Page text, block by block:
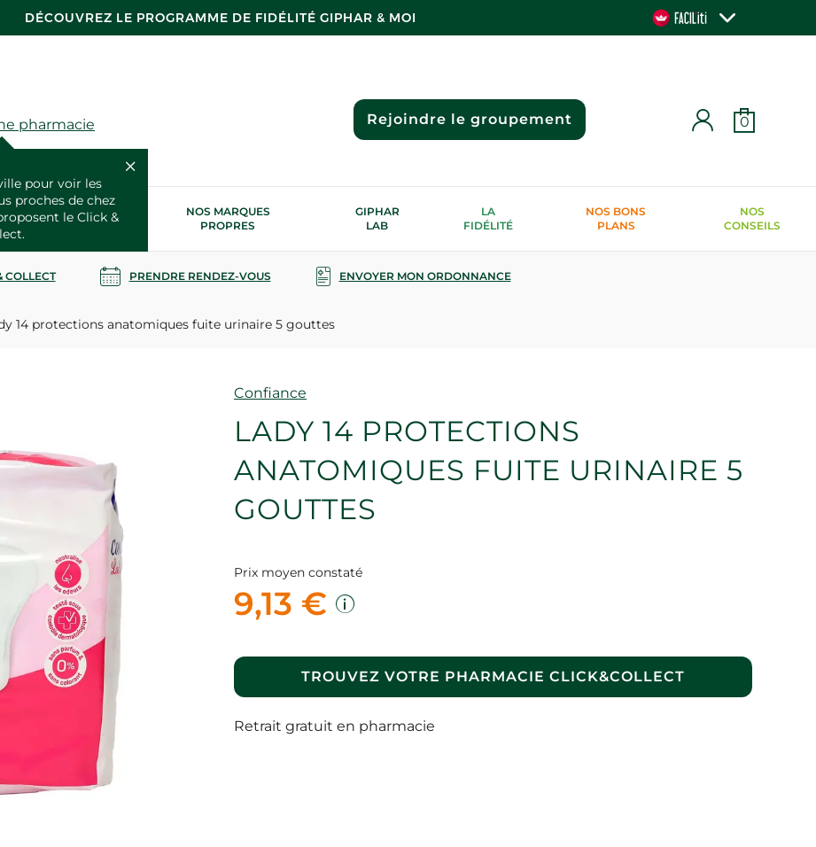
DÉCOUVREZ LE PROGRAMME DE FIDÉLITÉ GIPHAR & MOI
pharmacie
pour voir les
proches de chez
le Click &
Rejoindre le groupement 0
NOS SERVICES
SANTÉ
NOS MARQUES
PROPRES
GIPHAR
LAB
LA
FIDÉLITÉ
NOS BONS
PLANS
NOS
CONSEILS
COLLECT PRENDRE RENDEZ-VOUS ENVOYER MON ORDONNANCE
14 protections anatomiques fuite urinaire 5 gouttes
Marque
Confiance
LADY 14 PROTECTIONS
ANATOMIQUES FUITE URINAIRE 5
GOUTTES
Prix moyen constaté
9,13 €
TROUVEZ VOTRE PHARMACIE CLICK&COLLECT
Retrait gratuit en pharmacie